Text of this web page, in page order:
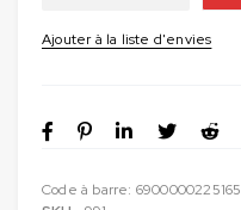
Code à barre: 6900000225165